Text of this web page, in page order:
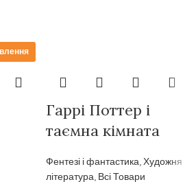
Гаррі Поттер і
таємна кімната
Фентезі і фантастика,Художня
література, Всі Товари